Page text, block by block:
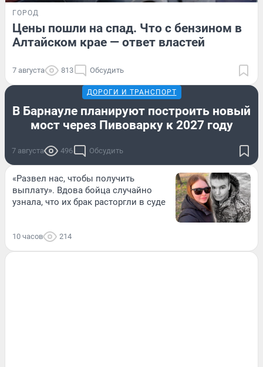
ГОРОД
Цены пошли на спад. Что с бензином в
Алтайском крае — ответ властей
7 августа 813 Обсудить
ДОРОГИ И ТРАНСПОРТ
В Барнауле планируют построить новый
мост через Пивоварку к 2027 году
7 августа 496 Обсудить
«Развел нас, чтобы получить
выплату». Вдова бойца случайно
узнала, что их брак расторгли в суде
10 часов 214